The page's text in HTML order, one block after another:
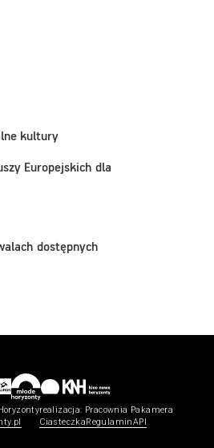
kultury
Europejskich dla
dostępnych
realizacja: Pracownia Pakamera
CiasteczkaRegulaminAPI